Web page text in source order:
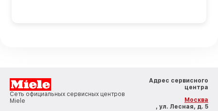
Сеть официальных сервисных центров
Miele
Адрес сервисного
центра
Москва
, ул. Лесная, д. 5